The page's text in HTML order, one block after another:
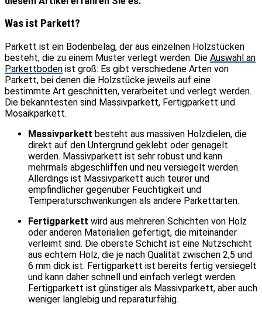
Was ist Parkett?
Parkett ist ein Bodenbelag, der aus einzelnen Holzstücken
besteht, die zu einem Muster verlegt werden. Die Auswahl an
Parkettboden ist groß: Es gibt verschiedene Arten von
Parkett, bei denen die Holzstücke jeweils auf eine
bestimmte Art geschnitten, verarbeitet und verlegt werden.
Die bekanntesten sind Massivparkett, Fertigparkett und
Mosaikparkett.
Massivparkett besteht aus massiven Holzdielen, die
direkt auf den Untergrund geklebt oder genagelt
werden. Massivparkett ist sehr robust und kann
mehrmals abgeschliffen und neu versiegelt werden.
Allerdings ist Massivparkett auch teurer und
empfindlicher gegenüber Feuchtigkeit und
Temperaturschwankungen als andere Parkettarten.
Fertigparkett wird aus mehreren Schichten von Holz
oder anderen Materialien gefertigt, die miteinander
verleimt sind. Die oberste Schicht ist eine Nutzschicht
aus echtem Holz, die je nach Qualität zwischen 2,5 und
6 mm dick ist. Fertigparkett ist bereits fertig versiegelt
und kann daher schnell und einfach verlegt werden.
Fertigparkett ist günstiger als Massivparkett, aber auch
weniger langlebig und reparaturfähig.